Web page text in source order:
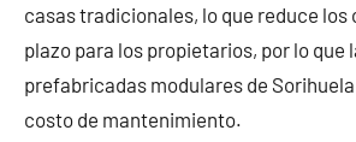
casas tradicionales, lo que reduce los
plazo para los propietarios, por lo que
prefabricadas modulares de
costo de mantenimiento.